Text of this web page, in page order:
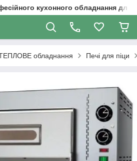
кухонного обладнання
обладнання Печі для піци